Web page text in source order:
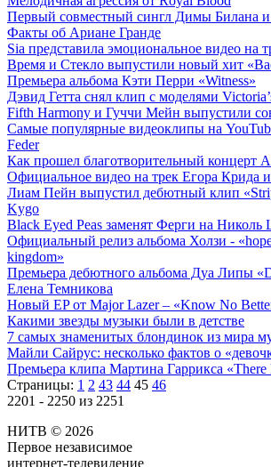
Первый совместный сингл Димы Билана и
Факты об Ариане Гранде
Sia представила эмоциональное видео на
Время и Стекло выпустили новый хит
Премьера альбома Кэти Перри «Witness»
Дэвид Гетта снял клип с моделями
Fifth Harmony и Гуччи Мейн выпустили
Самые популярные видеоклипы на
Feder
Как прошел благотворительный концерт
Официальное видео на трек Егора Крида
Лиам Пейн выпустил дебютный клип
Kygo
Black Eyed Peas заменят Ферги на Николь
Официальный релиз альбома Холзи -
kingdom»
Премьера дебютного альбома Дуа Липы
Елена Темникова
Новый EP от Major Lazer – «Know No
Какими звезды музыки были в детстве
7 самых знаменитых блондинок из мира
Майли Сайрус: несколько фактов о
Премьера клипа Мартина Гаррикса «There
Страницы: 1 2 43 44 45 46
2201 - 2250 из 2251
НИТВ © 2026
Первое независимое
интернет-телевидение